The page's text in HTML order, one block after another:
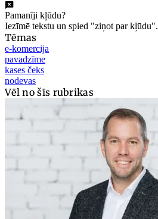
Pamanīji kļūdu?
Iezīmē tekstu un spied "ziņot par kļūdu".
Tēmas
e-komercija
pavadzīme
kases čeks
nodevas
Vēl no šīs rubrikas